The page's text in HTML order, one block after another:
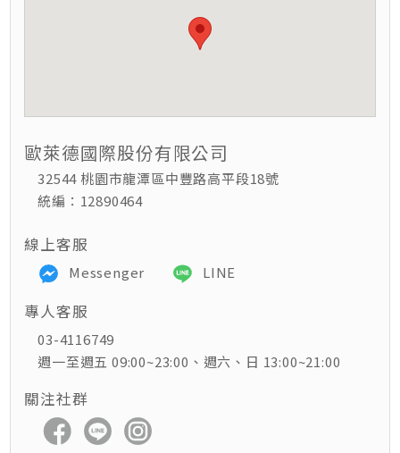
歐萊德國際股份有限公司
32544 桃園市龍潭區中豐路高平段18號
統編：12890464
線上客服
Messenger LINE
專人客服
03-4116749
週一至週五 09:00~23:00、週六、日 13:00~21:00
關注社群